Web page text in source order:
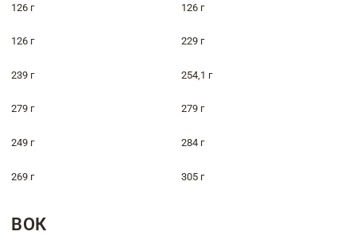
126 г 126 г
126 г 229 г
239 г 254,1 г
279 г 279 г
249 г 284 г
269 г 305 г
ВОК